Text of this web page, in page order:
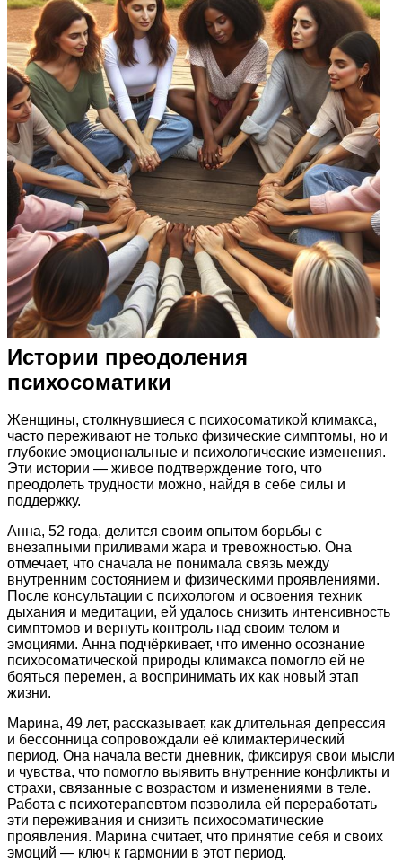
Истории преодоления
психосоматики
Женщины, столкнувшиеся с психосоматикой климакса,
часто переживают не только физические симптомы, но и
глубокие эмоциональные и психологические изменения.
Эти истории — живое подтверждение того, что
преодолеть трудности можно, найдя в себе силы и
поддержку.
Анна, 52 года, делится своим опытом борьбы с
внезапными приливами жара и тревожностью. Она
отмечает, что сначала не понимала связь между
внутренним состоянием и физическими проявлениями.
После консультации с психологом и освоения техник
дыхания и медитации, ей удалось снизить интенсивность
симптомов и вернуть контроль над своим телом и
эмоциями. Анна подчёркивает, что именно осознание
психосоматической природы климакса помогло ей не
бояться перемен, а воспринимать их как новый этап
жизни.
Марина, 49 лет, рассказывает, как длительная депрессия
и бессонница сопровождали её климактерический
период. Она начала вести дневник, фиксируя свои мысли
и чувства, что помогло выявить внутренние конфликты и
страхи, связанные с возрастом и изменениями в теле.
Работа с психотерапевтом позволила ей переработать
эти переживания и снизить психосоматические
проявления. Марина считает, что принятие себя и своих
эмоций — ключ к гармонии в этот период.